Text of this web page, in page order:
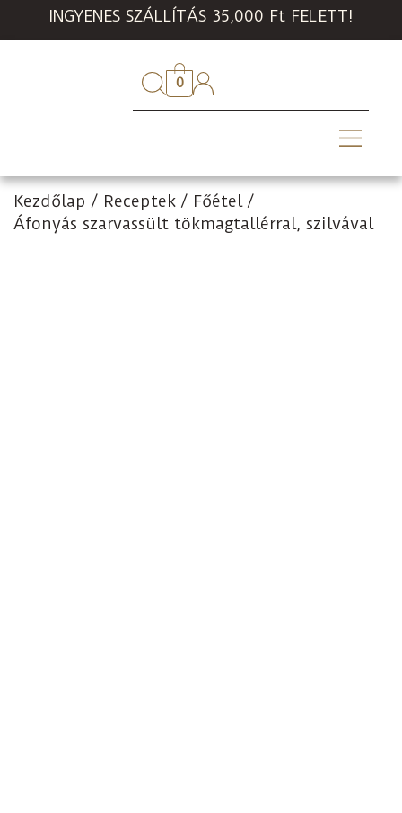
INGYENES SZÁLLÍTÁS 35,000 Ft FELETT!
0
Kezdőlap / Receptek / Főétel /
Áfonyás szarvassült tökmagtallérral, szilvával